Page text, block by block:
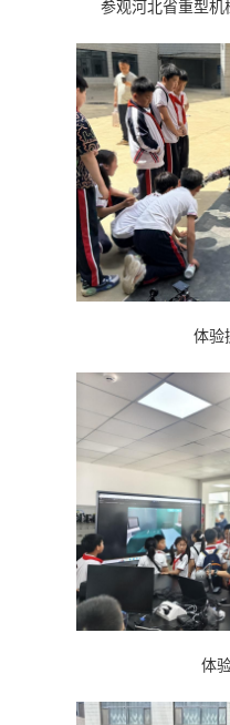
参观河北省重型机
体验
体